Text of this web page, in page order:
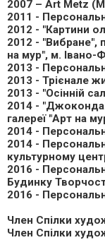
2007 – Art Metz
2011 -
2012 - "Картини
2012 - "Вибране",
на мур", м. Івано-
2013 -
2013 - Трієнале
2013 - "Осінній
2014 -
галереї "Арт на
2014 -
2014 -
культурному
2016 -
Будинку
2016 -
Член Спілки
Член Спілки